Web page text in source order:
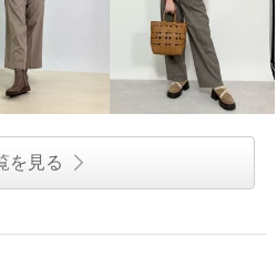
を見る